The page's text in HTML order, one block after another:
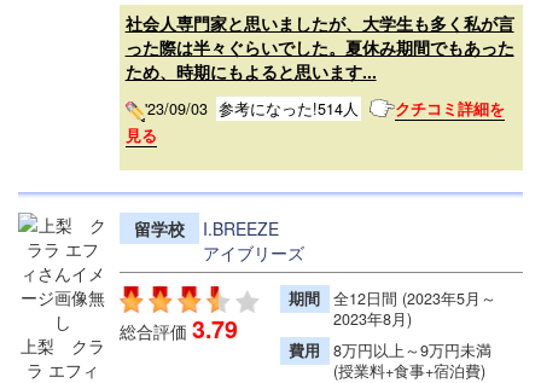
社会人専門家と思いましたが、大学生も多く私が言
った際は半々ぐらいでした。夏休み期間でもあった
ため、時期にもよると思います...
'23/09/03 参考になった!514人
クチコミ詳細を
見る
上梨 クラ
ラ エフィ
留学校
I.BREEZE
アイブリーズ
総合評価 3.79
期間
全12日間 (2023年5月～
2023年8月)
費用
8万円以上～9万円未満
(授業料+食事+宿泊費)